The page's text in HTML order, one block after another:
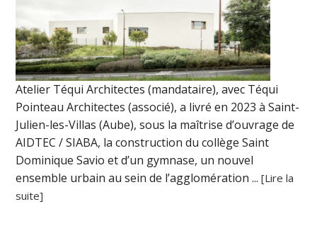
Atelier Téqui Architectes (mandataire), avec Téqui
Pointeau Architectes (associé), a livré en 2023 à Saint-
Julien-les-Villas (Aube), sous la maîtrise d’ouvrage de
AIDTEC / SIABA, la construction du collège Saint
Dominique Savio et d’un gymnase, un nouvel
ensemble urbain au sein de l’agglomération ...[Lire la
suite]